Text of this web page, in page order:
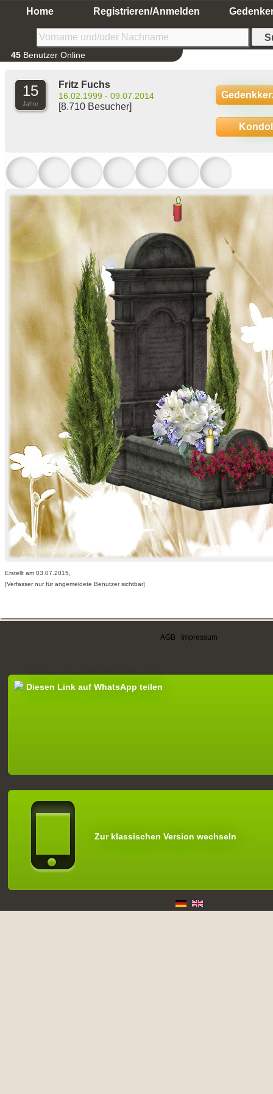
Home Registrieren/Anmelden
45 Benutzer Online
15
Jahre
Fritz Fuchs
16.02.1999 - 09.07.2014
[8.710 Besucher]
Erstellt am 03.07.2015,
[Verfasser nur für angemeldete Benutzer sichtbar]
AGB Impressum
Diesen Link auf WhatsApp teilen
Zur klassischen Version wechseln